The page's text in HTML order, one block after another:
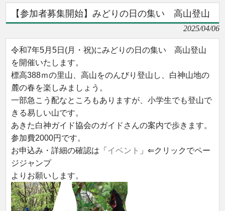
【参加者募集開始】みどりの日の集い 高山登山
2025/04/06
令和7年5月5日(月・祝)にみどりの日の集い 高山登山
を開催いたします。
標高388ｍの里山、高山をのんびり登山し、白神山地の
麓の春を楽しみましょう。
一部急こう配なところもありますが、小学生でも登山で
きる易しい山です。
あきた白神ガイド協会のガイドさんの案内で歩きます。
参加費2000円です。
お申込み・詳細の確認は「 イベント 」⇐クリックでペー
ジジャンプ
よりお願いします。